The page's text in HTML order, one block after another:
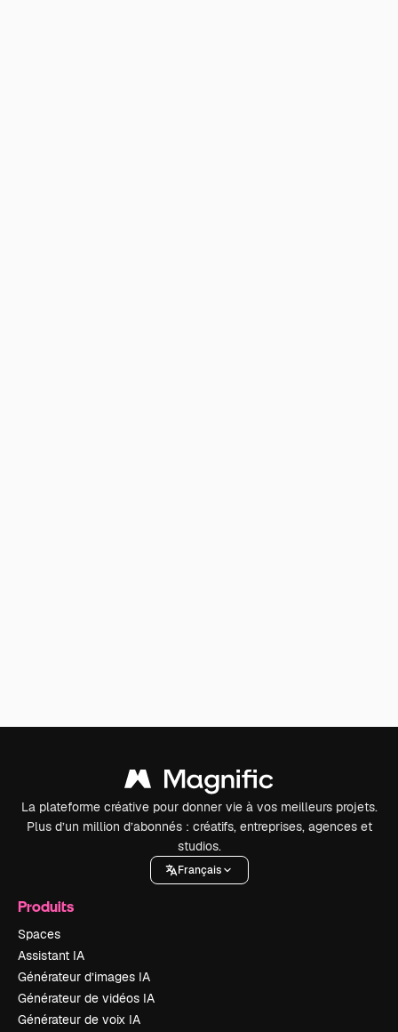
La plateforme créative pour donner vie à vos meilleurs projets.
Plus d’un million d’abonnés : créatifs, entreprises, agences et
studios.
Français
Produits
Spaces
Assistant IA
Générateur d’images IA
Générateur de vidéos IA
Générateur de voix IA